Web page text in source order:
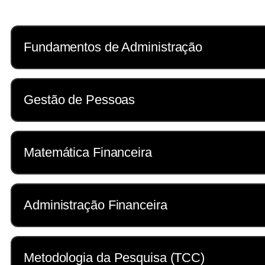
Fundamentos de Administração
organizações. Você irá compreender o
controlar recursos.
Gestão de Pessoas
de equipes. Habilidades como liderança,
Matemática Financeira
Desenvolva raciocínio lógico, análise
Administração Financeira
Metodologia da Pesquisa (TCC)